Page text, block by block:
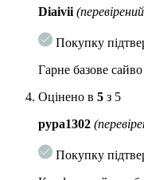
– стимулює
а також чудово
Ніацинамід –
зморшок.
Гіалуронова
сухості,
Diaivii
Покупку
Гарне базове сайво
Оцінено в 5 з 5
pypa1302
Покупку